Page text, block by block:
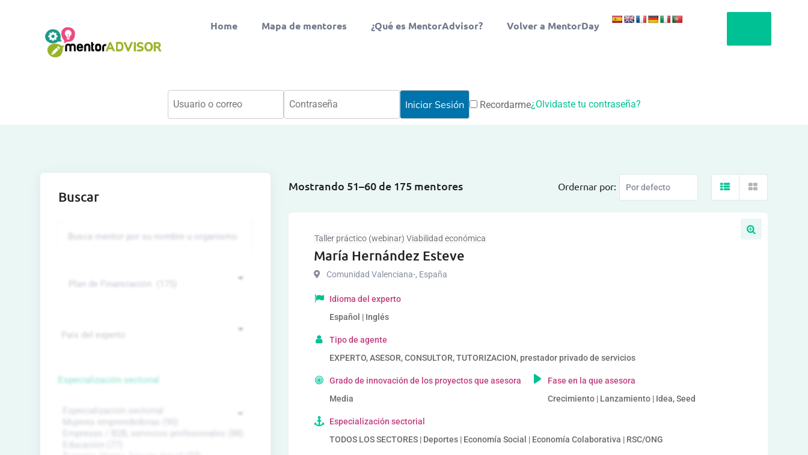
Home Mapa de mentores ¿Qué es MentorAdvisor? Volver a MentorDay
Recordarme¿Olvidaste tu contraseña?
Mostrando 51–60 de 175 mentores Ordernar por:
Taller práctico (webinar) Viabilidad económica
María Hernández Esteve
Comunidad Valenciana-, España
Idioma del experto
Español | Inglés
Tipo de agente
EXPERTO, ASESOR, CONSULTOR, TUTORIZACION, prestador privado de servicios
Grado de innovación de los proyectos que asesora
Media
Fase en la que asesora
Crecimiento | Lanzamiento | Idea, Seed
Especialización sectorial
TODOS LOS SECTORES | Deportes | Economía Social | Economía Colaborativa | RSC/ONG
Buscar
Especialización sectorial